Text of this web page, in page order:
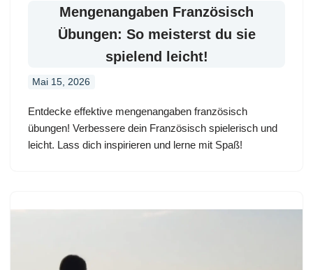
Mengenangaben Französisch
Übungen: So meisterst du sie
spielend leicht!
Mai 15, 2026
Entdecke effektive mengenangaben französisch
übungen! Verbessere dein Französisch spielerisch und
leicht. Lass dich inspirieren und lerne mit Spaß!